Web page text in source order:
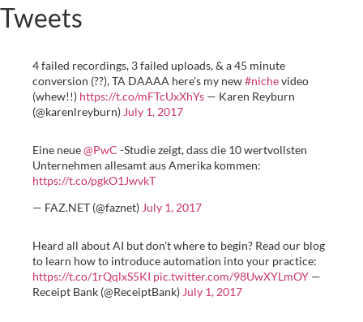
Tweets
4 failed recordings, 3 failed uploads, & a 45 minute
conversion (??), TA DAAAA here's my new#nichevideo
(whew!!) https://t.co/mFTcUxXhYs — Karen Reyburn
(@karenlreyburn) July 1, 2017
Eine neue@PwC -Studie zeigt, dass die 10 wertvollsten
Unternehmen allesamt aus Amerika kommen:
https://t.co/pgkO1JwvkT
— FAZ.NET (@faznet) July 1, 2017
Heard all about AI but don't where to begin? Read our blog
to learn how to introduce automation into your practice:
https://t.co/1rQqlxS5KI pic.twitter.com/98UwXYLmOY —
Receipt Bank (@ReceiptBank) July 1, 2017